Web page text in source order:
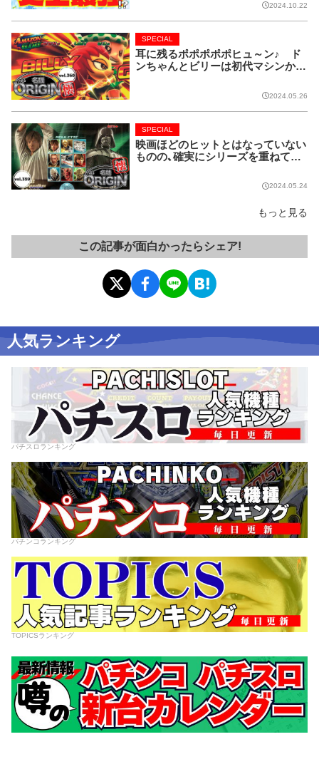
2024.10.22
耳に残るポポポポポヒュ～ン♪ ド
ンちゃんとビリーは初代マシンから
SPECIAL
2024.05.26
映画ほどのヒットとはなっていない
ものの、確実にシリーズを重ねてい
SPECIAL
2024.05.24
もっと見る
この記事が面白かったらシェア!
人気ランキング
パチスロランキング
パチンコランキング
TOPICSランキング